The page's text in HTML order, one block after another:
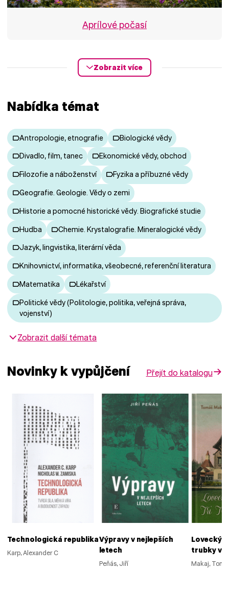
Aprílové počasí
Zobrazit více
Nabídka témat
Antropologie, etnografie
Biologické vědy
Divadlo, film, tanec
Ekonomické vědy, obchod
Filozofie a náboženství
Fyzika a příbuzné vědy
Geografie. Geologie. Vědy o zemi
Historie a pomocné historické vědy. Biografické studie
Hudba
Chemie. Krystalografie. Mineralogické vědy
Jazyk, lingvistika, literární věda
Knihovnictví, informatika, všeobecné, referenční literatura
Matematika
Lékařství
Politické vědy (Politologie, politika, veřejná správa,
vojenství)
Zobrazit další témata
Novinky k vypůjčení Přejít do katalogu
Technologická republika
Karp, Alexander C
Výpravy v nejlepších
letech
Peňás, Jiří
Lovecký
trubky v
Makaj,